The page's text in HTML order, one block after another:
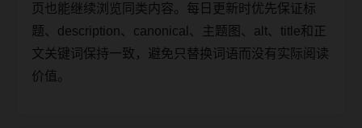
页也能继续浏览同类内容。每日更新时优先保证标
题、description、canonical、主题图、alt、title和正
文关键词保持一致，避免只替换词语而没有实际阅读
价值。